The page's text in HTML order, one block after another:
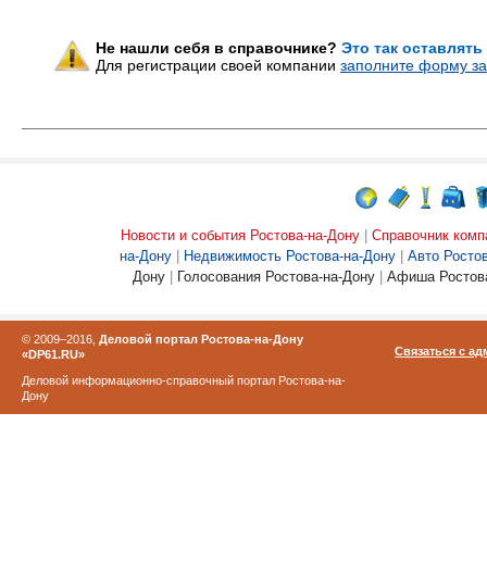
Не нашли себя в справочнике? Это так
Для регистрации своей компании заполните форму
Новости и события Ростова-на-Дону
Справочник
на-Дону
Недвижимость Ростова-на-Дону
Авто
Дону
Голосования Ростова-на-Дону Афиша
© 2009–2016, Деловой портал Ростова-на-Дону
«DP61.RU»
Деловой информационно-справочный портал Ростова-на-
Дону
Связаться с